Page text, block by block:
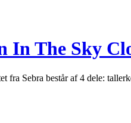
In The Sky
fra Sebra består af 4 dele: